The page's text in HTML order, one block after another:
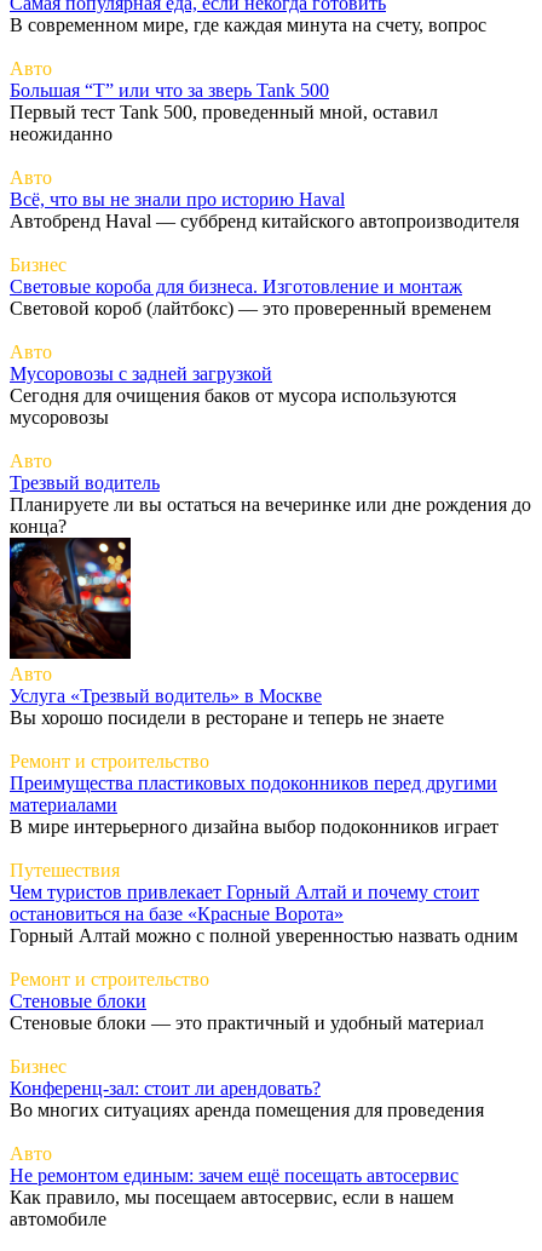
В современном мире, где каждая минута на счету, вопрос
Авто
Большая “Т” или что за зверь Tank 500
Первый тест Tank 500, проведенный мной, оставил
неожиданно
Авто
Всё, что вы не знали про историю Haval
Автобренд Haval — суббренд китайского автопроизводителя
Бизнес
Световые короба для бизнеса. Изготовление и монтаж
Световой короб (лайтбокс) — это проверенный временем
Авто
Мусоровозы с задней загрузкой
Сегодня для очищения баков от мусора используются
мусоровозы
Авто
Трезвый водитель
Планируете ли вы остаться на вечеринке или дне рождения до
конца?
Авто
Услуга «Трезвый водитель» в Москве
Вы хорошо посидели в ресторане и теперь не знаете
Ремонт и строительство
Преимущества пластиковых подоконников перед другими
материалами
В мире интерьерного дизайна выбор подоконников играет
Путешествия
Чем туристов привлекает Горный Алтай и почему стоит
остановиться на базе «Красные Ворота»
Горный Алтай можно с полной уверенностью назвать одним
Ремонт и строительство
Стеновые блоки
Стеновые блоки — это практичный и удобный материал
Бизнес
Конференц-зал: стоит ли арендовать?
Во многих ситуациях аренда помещения для проведения
Авто
Не ремонтом единым: зачем ещё посещать автосервис
Как правило, мы посещаем автосервис, если в нашем
автомобиле